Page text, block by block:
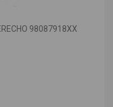
98087918XX